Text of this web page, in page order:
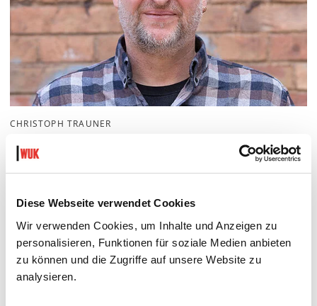
Diese Webseite verwendet Cookies
Wir verwenden Cookies, um Inhalte und Anzeigen zu
personalisieren, Funktionen für soziale Medien anbieten
zu können und die Zugriffe auf unsere Website zu
analysieren.
CHRISTOPH TRAUNER
T+43-1-40121-2501
M+43-6991-40121-26
christoph.trauner
LEITUNG GEBÄUDE- UND
BAUPROJEKTMANAGEMENT